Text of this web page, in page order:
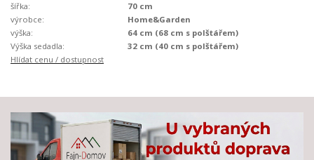
šířka:
70 cm
výrobce:
Home&Garden
výška:
64 cm (68 cm s polštářem)
Výška sedadla:
32 cm (40 cm s polštářem)
Hlídat cenu / dostupnost